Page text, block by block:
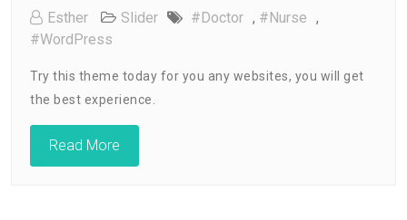
Esther Slider #doctor , #nurse ,
#WordPress
Try this theme today for you any websites, you will get
the best experience.
Read More